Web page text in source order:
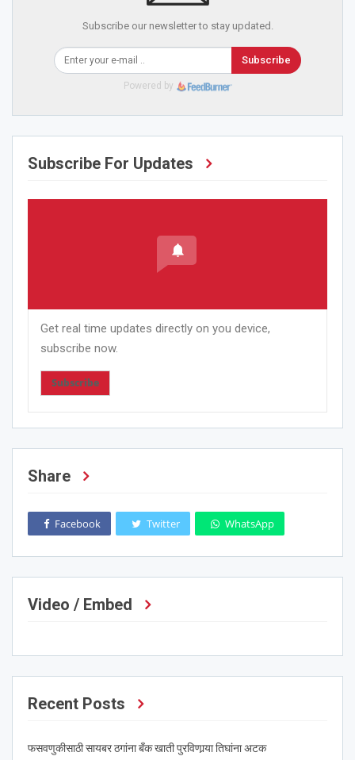
Subscribe our newsletter to stay updated.
Subscribe
Powered by
Subscribe For Updates
Get real time updates directly on you device,
subscribe now.
Subscribe
Share
Facebook Twitter WhatsApp
Video / Embed
Recent Posts
फसवणुकीसाठी सायबर ठगांना बँक खाती पुरविणार्‍या तिघांना अटक